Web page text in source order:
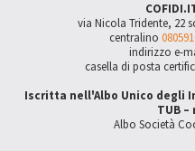
via Nicola Tridente, 22
centralino
indirizzo e-
casella di posta
Iscritta nell'Albo Unico degli
TUB –
Albo Società